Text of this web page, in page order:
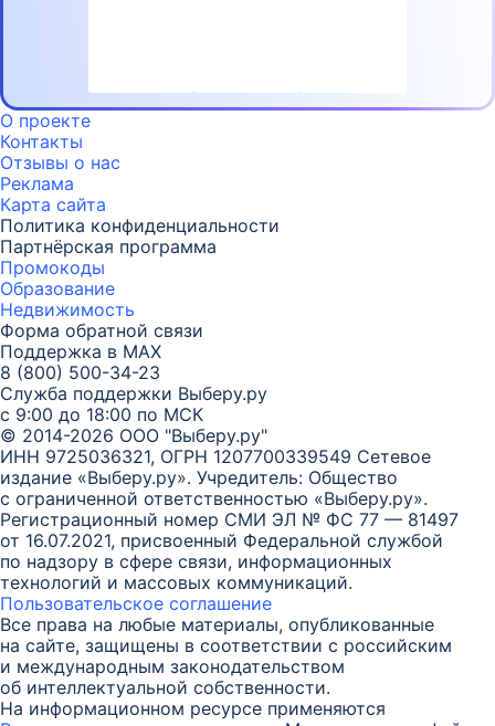
О проекте
Контакты
Отзывы о нас
Реклама
Карта сайта
Политика конфиденциальности
Партнёрская программа
Промокоды
Образование
Недвижимость
Форма обратной связи
Поддержка в MAX
8 (800) 500-34-23
Служба поддержки Выберу.ру
с 9:00 до 18:00 по МСК
© 2014-2026 ООО "Выберу.ру"
ИНН 9725036321, ОГРН 1207700339549 Сетевое
издание «Выберу.ру». Учредитель: Общество
с ограниченной ответственностью «Выберу.ру».
Регистрационный номер СМИ ЭЛ № ФС 77 — 81497
от 16.07.2021, присвоенный Федеральной службой
по надзору в сфере связи, информационных
технологий и массовых коммуникаций.
Пользовательское соглашение
Все права на любые материалы, опубликованные
на сайте, защищены в соответствии с российским
и международным законодательством
об интеллектуальной собственности.
На информационном ресурсе применяются